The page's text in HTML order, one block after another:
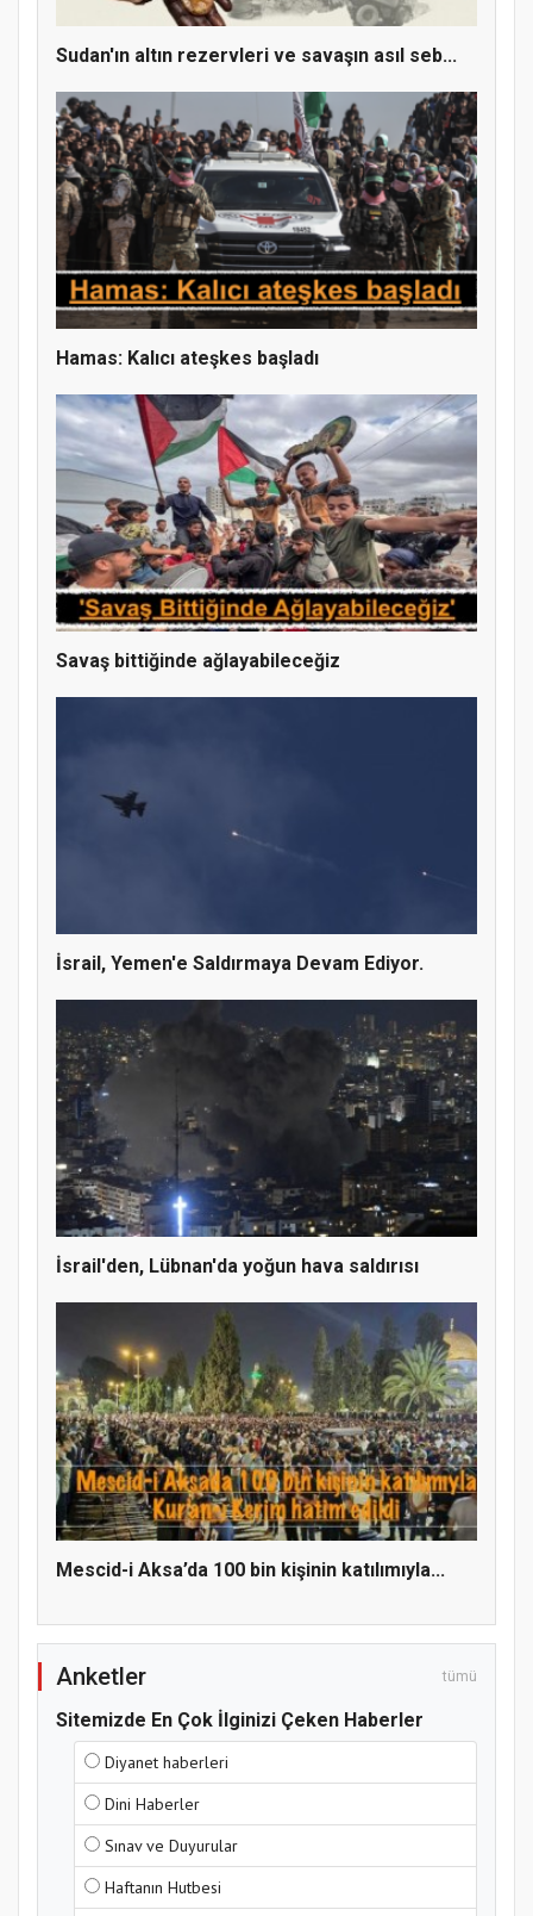
Doğanyol'da Temel Dini Bilgiler Sınavı
Gerçekleştirildi
MÜFTÜ ABULSELAM ÖZDERE’YE ZİYARET
Hz. Peygamber ve Gençlik Konferansı
Samsun Atakum’da Yaz Kur’an Kursu
Kapanış Programı
Sudan'ın altın rezervleri ve savaşın asıl seb...
Hamas: Kalıcı ateşkes başladı
Savaş bittiğinde ağlayabileceğiz
İsrail, Yemen'e Saldırmaya Devam Ediyor.
İsrail'den, Lübnan'da yoğun hava saldırısı
Mescid-i Aksa’da 100 bin kişinin katılımıyla...
Anketler tümü
Sitemizde En Çok İlginizi Çeken Haberler
Diyanet haberleri
Dini Haberler
Sınav ve Duyurular
Haftanın Hutbesi